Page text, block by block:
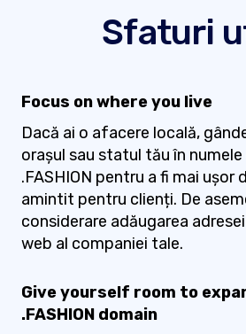
Sfaturi
Focus on where you live
Dacă ai o afacere locală,
orașul sau statul tău în
.FASHION pentru a fi mai ușor
amintit pentru clienți. De
considerare adăugarea
web al companiei tale.
Give yourself room to
.FASHION domain